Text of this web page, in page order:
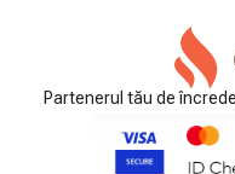
Partenerul tău de